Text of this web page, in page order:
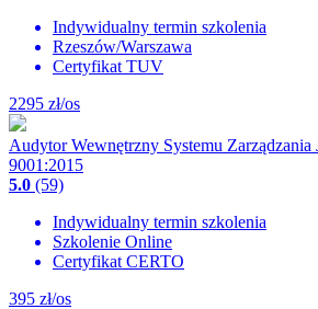
Indywidualny termin szkolenia
Rzeszów/Warszawa
Certyfikat TUV
2295 zł/os
Audytor Wewnętrzny Systemu Zarządzania
9001:2015
5.0 (59)
Indywidualny termin szkolenia
Szkolenie Online
Certyfikat CERTO
395 zł/os